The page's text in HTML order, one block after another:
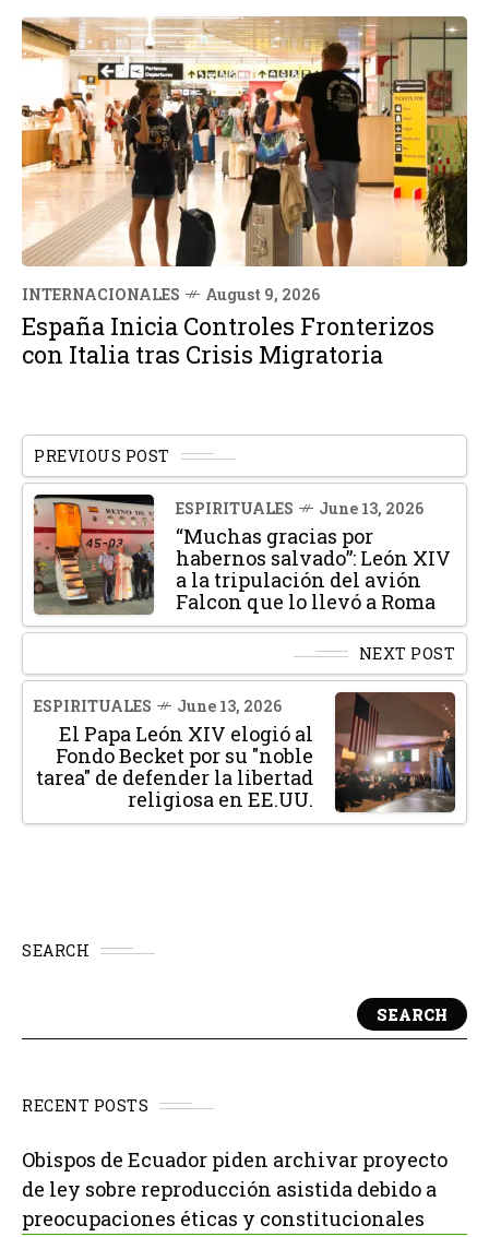
INTERNACIONALES August 9, 2026
España Inicia Controles Fronterizos
con Italia tras Crisis Migratoria
PREVIOUS POST
ESPIRITUALES June 13, 2026
“Muchas gracias por
habernos salvado”: León XIV
a la tripulación del avión
Falcon que lo llevó a Roma
NEXT POST
ESPIRITUALES June 13, 2026
El Papa León XIV elogió al
Fondo Becket por su "noble
tarea" de defender la libertad
religiosa en EE.UU.
SEARCH
SEARCH
RECENT POSTS
Obispos de Ecuador piden archivar proyecto
de ley sobre reproducción asistida debido a
preocupaciones éticas y constitucionales